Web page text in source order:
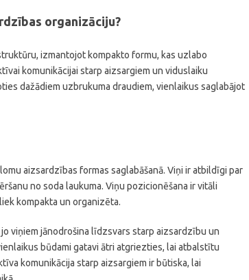
organizāciju?
izmantojot kompakto formu, kas uzlabo
komunikācijai starp aizsargiem un viduslaiku
dažādiem uzbrukuma draudiem, vienlaikus saglabājot
aizsardzības formas saglabāšanā. Viņi ir atbildīgi par
no soda laukuma. Viņu pozicionēšana ir vitāli
kompakta un organizēta.
viņiem jānodrošina līdzsvars starp aizsardzību un
būdami gatavi ātri atgriezties, lai atbalstītu
komunikācija starp aizsargiem ir būtiska, lai